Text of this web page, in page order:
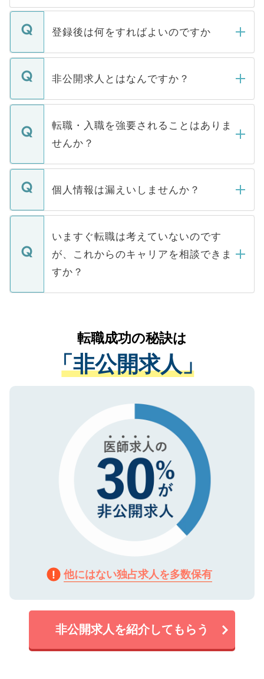
登録後は何をすればよいのですか
ご登録いただきましたら、弊社担当者がご
登録内容を確認し、その後メールもしくは
ます。通常、5営業日以内にはご連絡をせて
いただきますので、しばらくお待ちくださ
非公開求人とはなんですか？
マイナビDOCTORで取り扱っている求人の
うち約3割は、Webサイトからご覧いただ
けない「非公開求人」です。非公開求人は
下記の理由によって、一般には公開してい
ません。
■応募殺到を避けるため 人気のある医療機
関を公にしてしまうと、応募が殺到する場
に、医療機関が求める条件に合った人材の
みを人材紹介会社に依頼するケースが増え
ています。
転職・入職を強要されることはありま
せんか？
転職・入職を強要することは一切ありませ
ん。また、仮に応募先から内定をいただい
定を承諾する必要はありません。内定先へ
の辞退の連絡はキャリアパートナーが行い
個人情報は漏えいしませんか？
個人情報が漏えいすることはありませんの
で、ご安心ください。当サイトからの登録
などで収集したご登録者様の個人情報は、
ご本人のキャリアアップおよび転職活動の
支援を目的に使用いたします。お預かりし
ているすべての個人データはご本人の許可
は、個人情報の取り扱いについての厳密な
管理基準を満たした事業者のみに付与され
る、プライバシーマークを取得済みです。
で、機密保持に関してもご安心ください。
いますぐ転職は考えていないのです
が、これからのキャリアを相談できま
すか？
かがいして、現在の医療機関の状況や紹介
経験をまじえながら、適切なアドバイスを
させていただきます。すぐにご転職をされ
ない方には、長期的なサポートが可能です
ので、まずはご登録ください。
転職成功の秘訣は
「非公開求人」
他にはない独占求人を多数保有
非公開求人を紹介してもらう